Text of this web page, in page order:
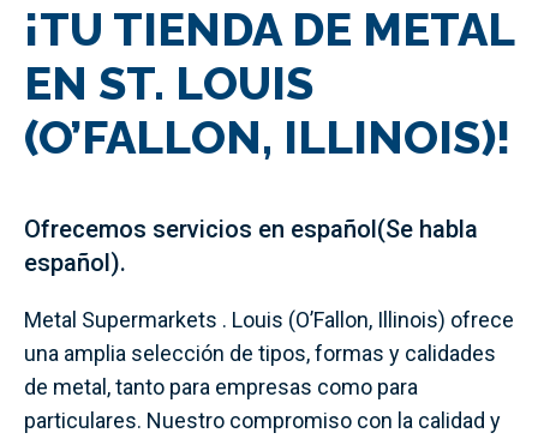
¡TU TIENDA DE METAL
EN ST. LOUIS
(O’FALLON, ILLINOIS)!
Ofrecemos servicios en español(Se habla
español).
Metal Supermarkets . Louis (O’Fallon, Illinois) ofrece
una amplia selección de tipos, formas y calidades
de metal, tanto para empresas como para
particulares. Nuestro compromiso con la calidad y